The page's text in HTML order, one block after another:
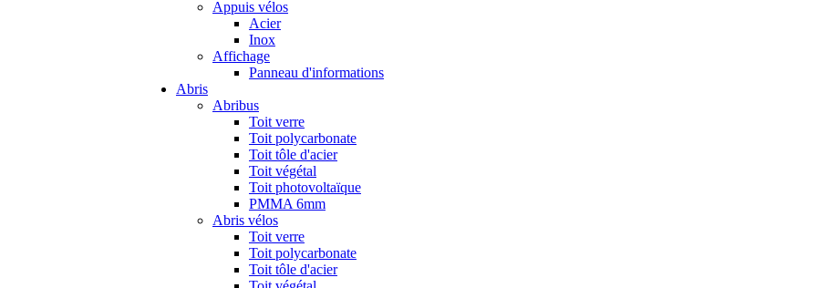
Appuis vélos
Acier
Inox
Affichage
Panneau d'informations
Abris
Abribus
Toit verre
Toit polycarbonate
Toit tôle d'acier
Toit végétal
Toit photovoltaïque
PMMA 6mm
Abris vélos
Toit verre
Toit polycarbonate
Toit tôle d'acier